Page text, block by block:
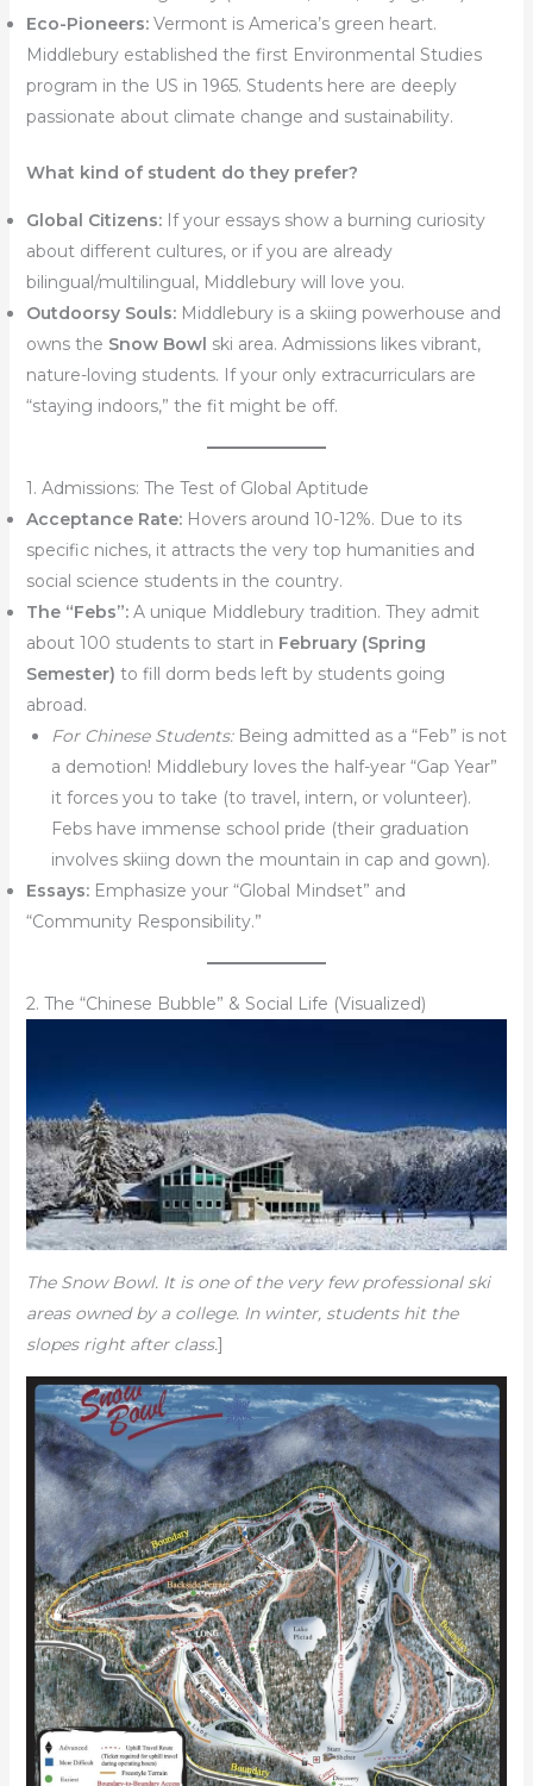
Eco-Pioneers:Vermont is America’s green heart.
Middlebury established the first Environmental Studies
program in the US in 1965. Students here are deeply
passionate about climate change and sustainability.
What kind of student do they prefer?
Global Citizens:If your essays show a burning curiosity
about different cultures, or if you are already
bilingual/multilingual, Middlebury will love you.
Outdoorsy Souls:Middlebury is a skiing powerhouse and
owns the Snow Bowl ski area. Admissions likes vibrant,
nature-loving students. If your only extracurriculars are
“staying indoors,” the fit might be off.
1. Admissions: The Test of Global Aptitude
Acceptance Rate:Hovers around 10-12%. Due to its
specific niches, it attracts the very top humanities and
social science students in the country.
The “Febs”:A unique Middlebury tradition. They admit
about 100 students to start in February (Spring
Semester) to fill dorm beds left by students going
abroad.
For Chinese Students:Being admitted as a “Feb” is not
a demotion! Middlebury loves the half-year “Gap Year”
it forces you to take (to travel, intern, or volunteer).
Febs have immense school pride (their graduation
involves skiing down the mountain in cap and gown).
Essays:Emphasize your “Global Mindset” and
“Community Responsibility.”
2. The “Chinese Bubble” & Social Life (Visualized)
The Snow Bowl. It is one of the very few professional ski
areas owned by a college. In winter, students hit the
slopes right after class.]